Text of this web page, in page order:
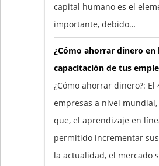
capital humano es el
importante, debido…
¿Cómo ahorrar dinero en
capacitación de tus
¿Cómo ahorrar dinero?: El
empresas a nivel
que, el aprendizaje en
permitido incrementar
la actualidad, el mercado